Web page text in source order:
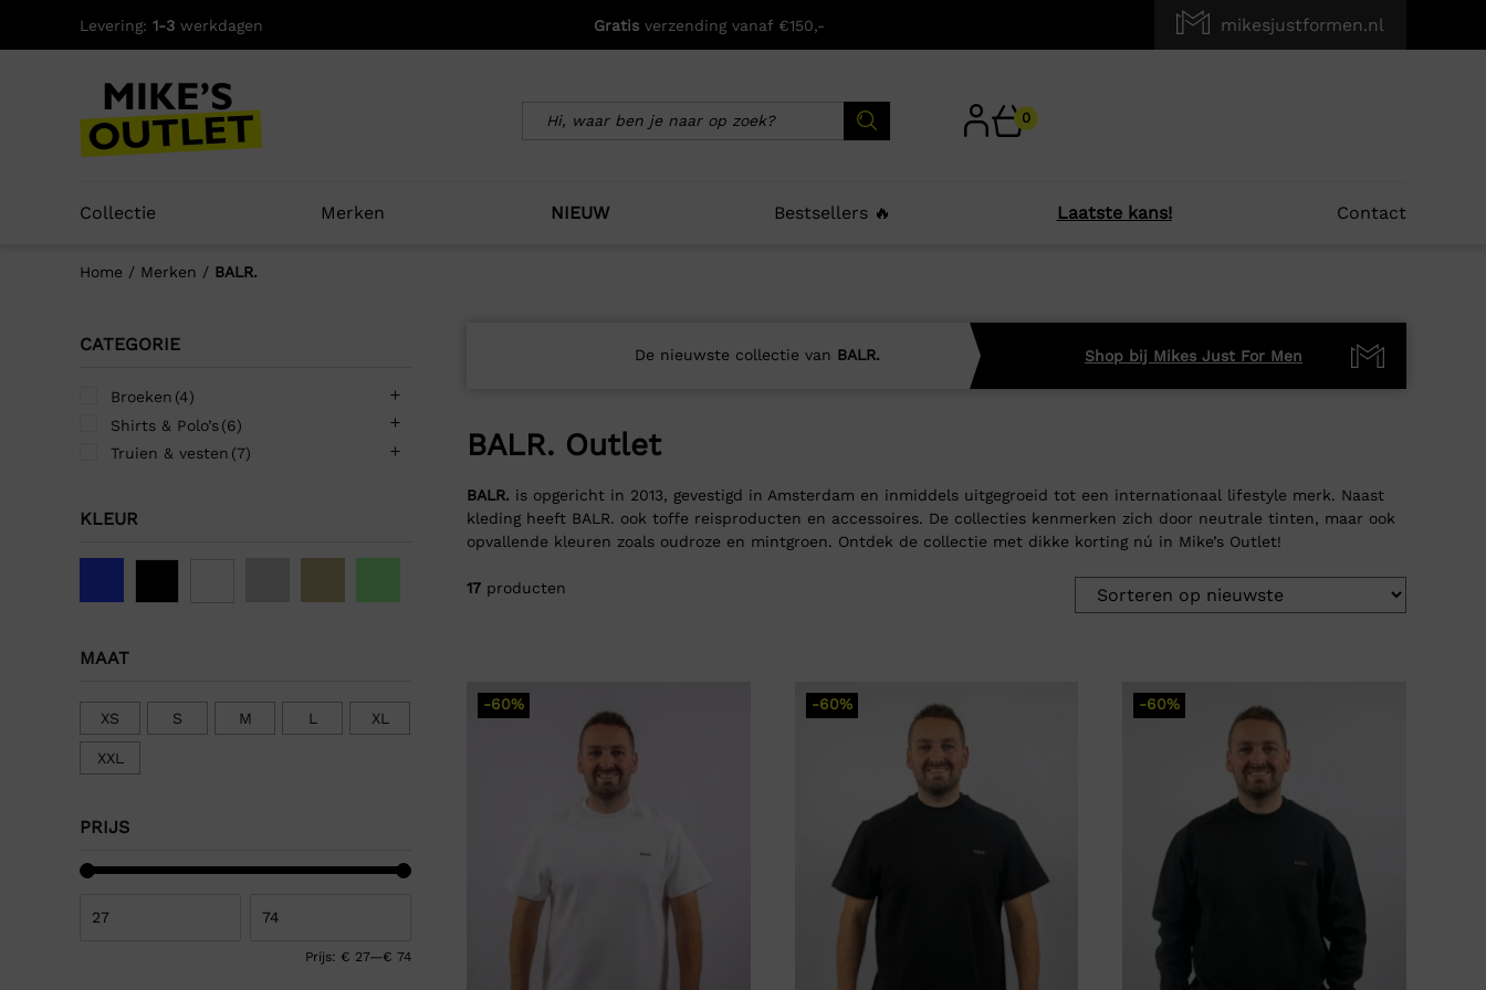
Levering: 1-3 werkdagen Gratisverzending vanaf €150,- mikesjustformen.nl
0
Collectie Merken NIEUW Bestsellers 🔥 Laatste kans! Contact
Home / Merken / BALR.
CATEGORIE
Broeken (4)
Shirts & Polo’s(6)
Truien & vesten (7)
KLEUR
MAAT
XS S M L XL
XXL
PRIJS
Prijs: € 27—€ 74
De nieuwste collectie van BALR. Shop bij Mikes Just For Men
BALR. Outlet
BALR. is opgericht in 2013, gevestigd in Amsterdam en inmiddels uitgegroeid tot een internationaal lifestyle merk. Naast
kleding heeft BALR. ook toffe reisproducten en accessoires. De collecties kenmerken zich door neutrale tinten, maar ook
opvallende kleuren zoals oudroze en mintgroen. Ontdek de collectie met dikke korting nú in Mike’s Outlet!
17 producten
-60% -60% -60%